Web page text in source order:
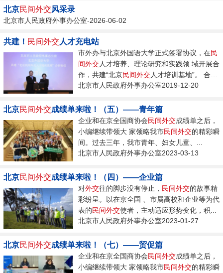
北京民间外交风采录
北京市人民政府外事办公室-2026-06-02
共建！ 民间外交 人才充电站
市外办与北京外国语大学正式签署协议，在民
间外交人才培养、理论研究和实践领 域开展合
作，共建“北京民间外交人才培训基地”。 合作
协议签署仪式...
北京市人民政府外事办公室2019-12-20
北京民间外交成绩单来啦！（五）——青年篇
企业和在京全国商协会民间外交成绩单之后，
小编继续带领大 家领略我市民间外交的精彩瞬
间。过去三年，我市青年、妇女儿童、...
北京市人民政府外事办公室2023-03-13
北京民间外交成绩单来啦！（四）——企业篇
对外交往的脚步没有停止， 民间外交的故事精
彩纷呈。以在京全国 、市属高校和企业等为代
表的民间外交使者，主动适应形势变化，积...
北京市人民政府外事办公室2023-01-27
北京民间外交成绩单来啦！（七）——贸促篇
企业和在京全国商协会民间外交成绩单之后，
小编继续带领大 家领略我市民间外交的精彩瞬